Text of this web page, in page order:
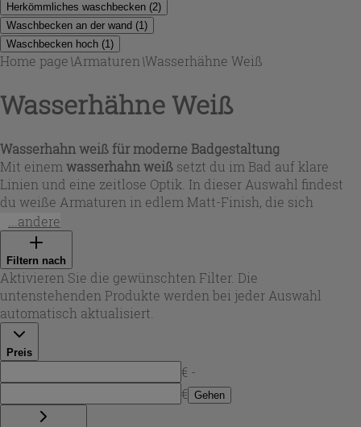
Herkömmliches waschbecken (2)
Waschbecken an der wand (1)
Waschbecken hoch (1)
Home page\Armaturen \Wasserhähne Weiß
Wasserhähne Weiß
Wasserhahn weiß für moderne Badgestaltung
Mit einem wasserhahn weiß setzt du im Bad auf klare
Linien und eine zeitlose Optik. In dieser Auswahl findest
du weiße Armaturen in edlem Matt-Finish, die sich
besonders gut mit hellen Waschtischen, Naturstein-
Optiken oder kontrastreichen Fliesen kombinieren lassen.
Die zylindrische Formensprache wirkt minimalistisch und
passt zu modernen Einrichtungsstilen – ideal, wenn du
dein Bad gezielt auf ein ruhiges, aufgeräumtes Design
ausrichten möchtest.
...andere
Filtern nach
Aktivieren Sie die gewünschten Filter. Die
untenstehenden Produkte werden bei jeder Auswahl
automatisch aktualisiert.
Preis
€ -
€ Gehen